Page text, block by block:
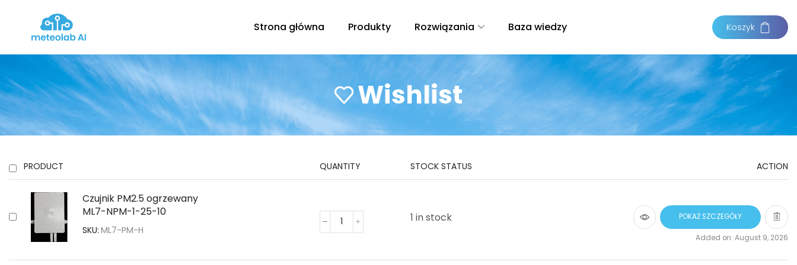
Strona główna Produkty Rozwiązania Baza wiedzy Koszyk
Wishlist
PRODUCT QUANTITY STOCK STATUS ACTION
Czujnik PM2.5 ogrzewany
ML7-NPM-1-25-10
SKU: ML7-PM-H
1 in stock POKAŻ SZCZEGÓŁY
Added on: August 9, 2026